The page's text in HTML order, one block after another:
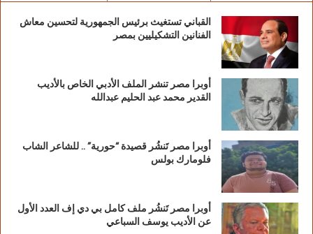
القباني تستغيث برئيس الجمهورية لتحسين معاش
الفنانين التشكيليين بمصر
أوبرا مصر تنشر الملف الأدبي الخاص بالأديب
القدير محمد عبد الحليم عبدالله
أوبرا مصر تَنشُر قصيدة “حورية” .. للشاعر الشاب
فلومارك بولس
أوبرا مصر تَنشُر ملف كامل بي دي إف العدد الأول
عن الأديب يوسف السباعي